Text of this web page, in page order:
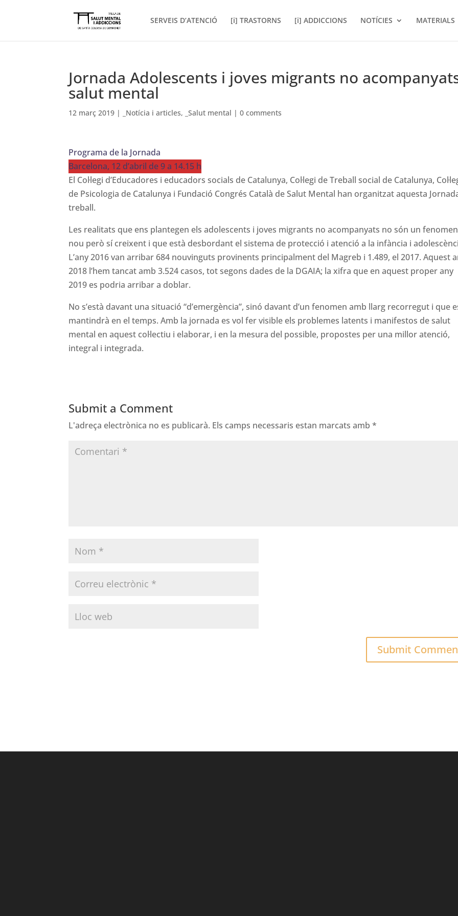
SERVEIS D’ATENCIÓ [i] TRASTORNS [i] ADDICCIONS NOTÍCIES MATERIALS
Jornada Adolescents i joves migrants no
salut mental
12 març 2019 | _Notícia i articles, _Salut mental |0 comments
Programa de la Jornada
Barcelona, 12 d’abril de 9 a 14.15 h
El Col·legi d’Educadores i educadors socials de Catalunya, Col·legi de Treball social de Catalunya,
de Psicologia de Catalunya i Fundació Congrés Català de Salut Mental han organitzat aquesta
treball.
Les realitats que ens plantegen els adolescents i joves migrants no acompanyats no són un fenomen
nou però sí creixent i que està desbordant el sistema de protecció i atenció a la infància i
L’any 2016 van arribar 684 nouvinguts provinents principalment del Magreb i 1.489, el 2017. Aquest
2018 l’hem tancat amb 3.524 casos, tot segons dades de la DGAIA; la xifra que en aquest proper any
2019 es podria arribar a doblar.
No s’està davant una situació “d’emergència”, sinó davant d’un fenomen amb llarg recorregut i que
mantindrà en el temps. Amb la jornada es vol fer visible els problemes latents i manifestos de salut
mental en aquest col·lectiu i elaborar, i en la mesura del possible, propostes per una millor atenció,
integral i integrada.
Submit a Comment
L'adreça electrònica no es publicarà. Els camps necessaris estan marcats amb*